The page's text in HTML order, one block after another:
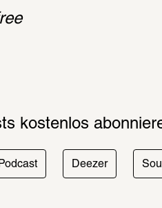
kosten­los
Deezer